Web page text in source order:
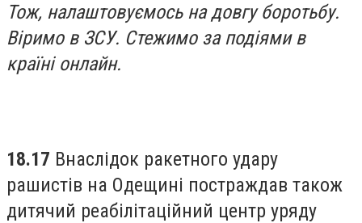
Тож, налаштовуємось на довгу боротьбу.
Віримо в ЗСУ. Стежимо за подіями в
країні онлайн.
18.17 Внаслідок ракетного удару
рашистів на Одещині постраждав також
дитячий реабілітаційний центр уряду